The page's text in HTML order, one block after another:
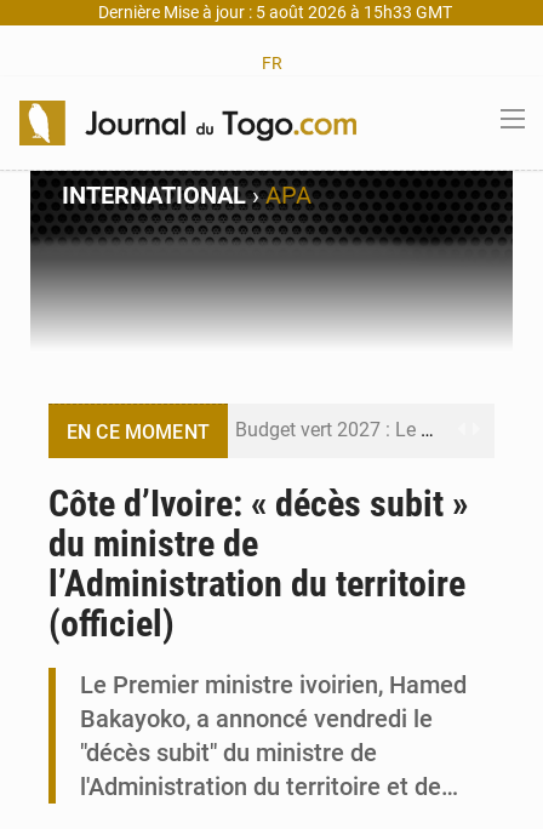
Dernière Mise à jour : 5 août 2026 à 15h33 GMT
FR
INTERNATIONAL›APA
EN CE MOMENT Budget vert 2027 : Le ministère de l’Économie forme ses cadres à Lomé
Travail domestique non rémunéré : à Saly, l’Afrique veut en mesurer la valeur
Côte d’Ivoire: « décès subit »
du ministre de
l’Administration du territoire
(officiel)
Le Premier ministre ivoirien, Hamed
Bakayoko, a annoncé vendredi le
"décès subit" du ministre de
l'Administration du territoire et de…